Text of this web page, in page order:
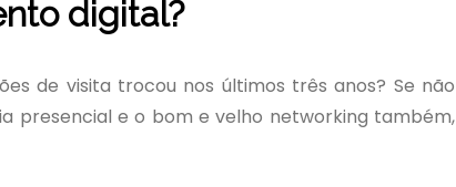
digital?
de visita trocou nos últimos três anos? Se não
presencial e o bom e velho networking também,